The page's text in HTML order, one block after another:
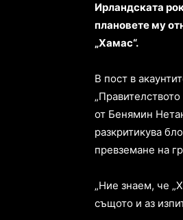
Ирландската
плановете му
„Хамас“.
В пост в
от Бенямин
разкритикува
превземане на
„Ние знаем, че
същото и аз